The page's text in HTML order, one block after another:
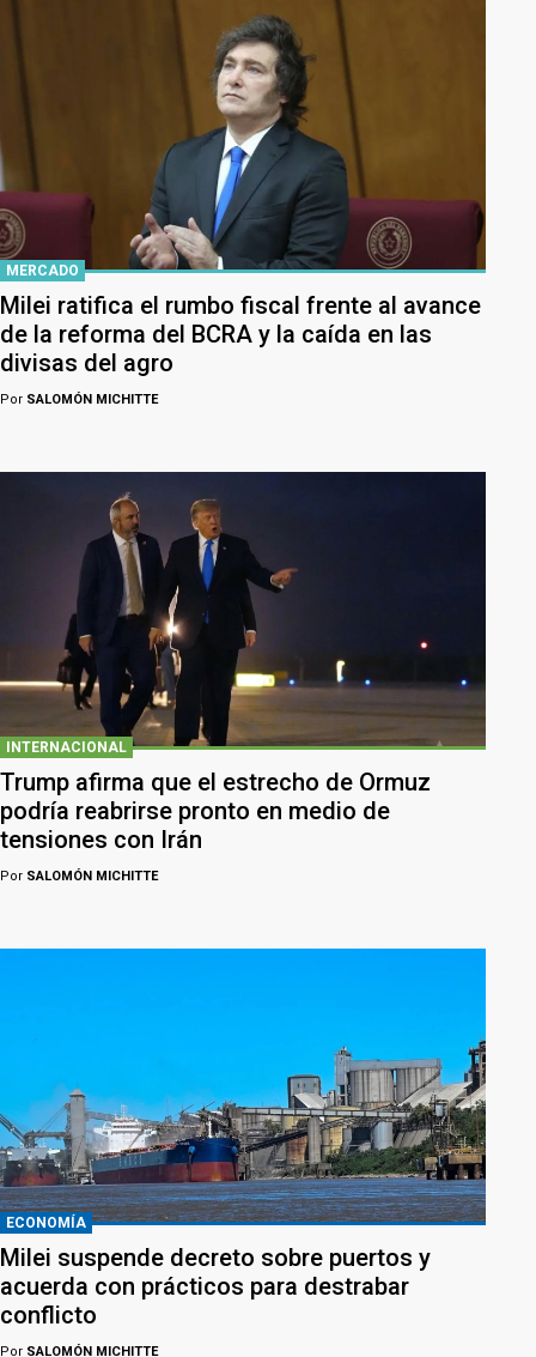
MERCADO
Milei ratifica el rumbo fiscal frente al avance
de la reforma del BCRA y la caída en las
divisas del agro
Por SALOMÓN MICHITTE
INTERNACIONAL
Trump afirma que el estrecho de Ormuz
podría reabrirse pronto en medio de
tensiones con Irán
Por SALOMÓN MICHITTE
ECONOMÍA
Milei suspende decreto sobre puertos y
acuerda con prácticos para destrabar
conflicto
Por SALOMÓN MICHITTE